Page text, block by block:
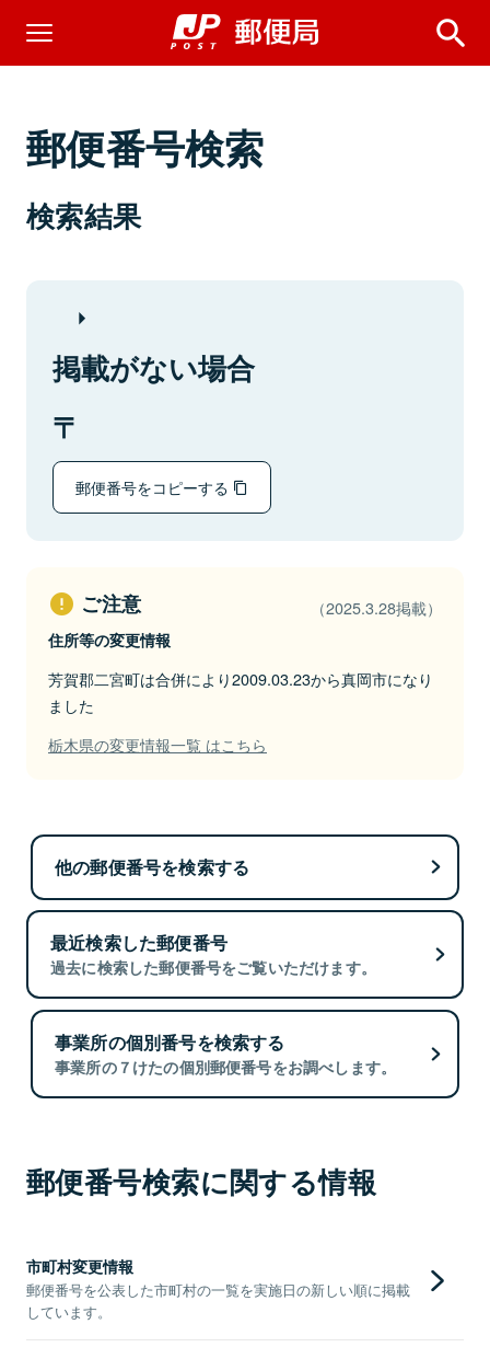
郵便番号検索
検索結果
掲載がない場合
郵便番号をコピーする
ご注意 （2025.3.28掲載）
住所等の変更情報
芳賀郡二宮町は合併により2009.03.23から真岡市になり
ました
栃木県の変更情報一覧 はこちら
他の郵便番号を検索する
最近検索した郵便番号
過去に検索した郵便番号をご覧いただけます。
事業所の個別番号を検索する
事業所の７けたの個別郵便番号をお調べします。
郵便番号検索に関する情報
市町村変更情報
郵便番号を公表した市町村の一覧を実施日の新しい順に掲載
しています。